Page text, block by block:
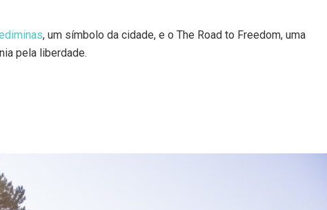
, um símbolo da cidade, e o The Road to Freedom, uma
pela liberdade.